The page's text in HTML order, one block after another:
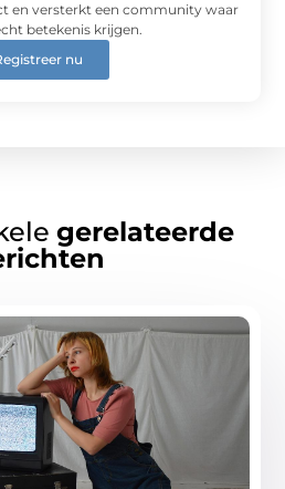
en versterkt een community waar
betekenis krijgen.
nu
gerelateerde